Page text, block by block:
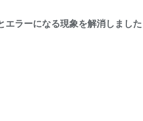
ラーになる現象を解消しました